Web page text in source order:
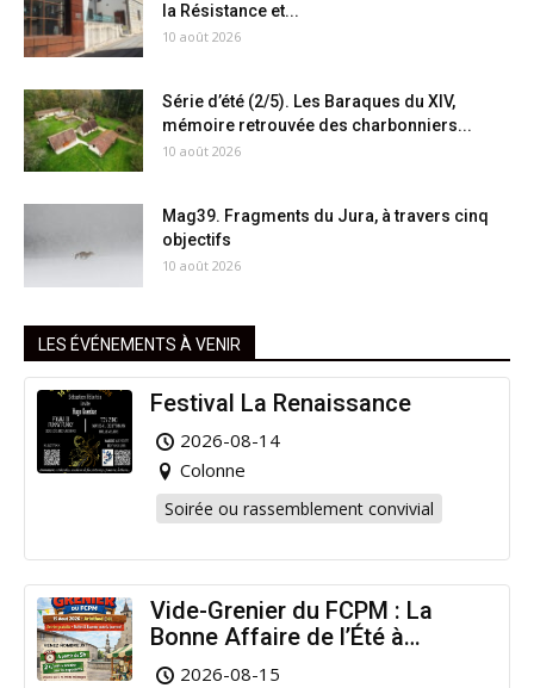
la Résistance et...
10 août 2026
Série d’été (2/5). Les Baraques du XIV,
mémoire retrouvée des charbonniers...
10 août 2026
Mag39. Fragments du Jura, à travers cinq
objectifs
10 août 2026
LES ÉVÉNEMENTS À VENIR
Festival La Renaissance
2026-08-14
Colonne
Soirée ou rassemblement convivial
Vide-Grenier du FCPM : La
Bonne Affaire de l’Été à
Arinthod !
2026-08-15